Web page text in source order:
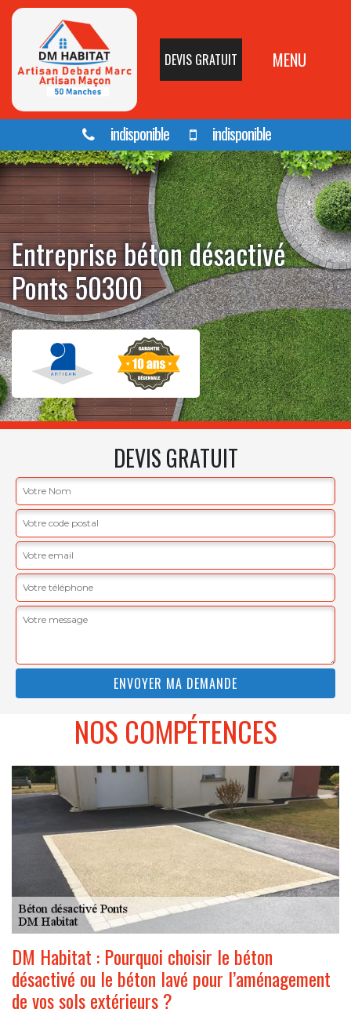
DEVIS GRATUIT MENU
indisponible indisponible
Entreprise béton désactivé
Ponts 50300
DEVIS GRATUIT
NOS COMPÉTENCES
DM Habitat : Pourquoi choisir le béton
désactivé ou le béton lavé pour l’aménagement
de vos sols extérieurs ?